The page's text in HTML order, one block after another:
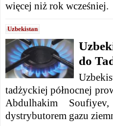
więcej niż rok wcześniej.
Uzbekistan
do
tadżyckiej północnej
Abdulhakim
dystrybutorem gazu